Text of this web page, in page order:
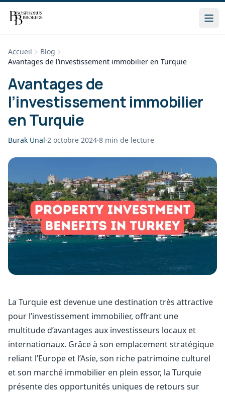
Accueil
Blog
Avantages de l’investissement immobilier en Turquie
Avantages de
l’investissement immobilier
en Turquie
Burak Unal·2 octobre 2024·8 min de lecture
La Turquie est devenue une destination très attractive
pour l’investissement immobilier, offrant une
multitude d’avantages aux investisseurs locaux et
internationaux. Grâce à son emplacement stratégique
reliant l’Europe et l’Asie, son riche patrimoine culturel
et son marché immobilier en plein essor, la Turquie
présente des opportunités uniques de retours sur